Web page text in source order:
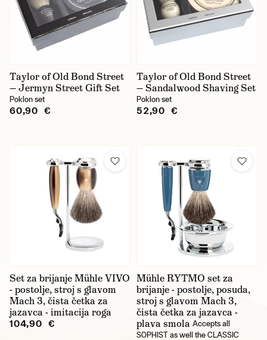
Taylor of Old Bond Street
— Jermyn Street Gift Set
Poklon set
60,90 €
Taylor of Old Bond Street
— Sandalwood Shaving Set
Poklon set
52,90 €
Set za brijanje Mühle VIVO
- postolje, stroj s glavom
Mach 3, čista četka za
jazavca - imitacija roga
104,90 €
Mühle RYTMO set za
brijanje - postolje, posuda,
stroj s glavom Mach 3,
čista četka za jazavca -
plava smola Accepts all
SOPHIST as well the CLASSIC